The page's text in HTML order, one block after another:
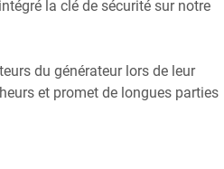
la clé de sécurité sur notre
du générateur lors de leur
et promet de longues parties